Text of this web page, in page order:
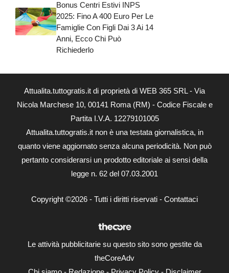
Bonus Centri Estivi INPS
2025: Fino A 400 Euro Per Le
Famiglie Con Figli Dai 3 Ai 14
Anni, Ecco Chi Può
Richiederlo
Attualita.tuttogratis.it di proprietà di WEB 365 SRL - Via
Nicola Marchese 10, 00141 Roma (RM) - Codice Fiscale e
Partita I.V.A. 12279101005
Attualita.tuttogratis.it non è una testata giornalistica, in
quanto viene aggiornato senza alcuna periodicità. Non può
pertanto considerarsi un prodotto editoriale ai sensi della
legge n. 62 del 07.03.2001
Copyright ©2026 - Tutti i diritti riservati - Contattaci
Le attività pubblicitarie su questo sito sono gestite da
theCoreAdv